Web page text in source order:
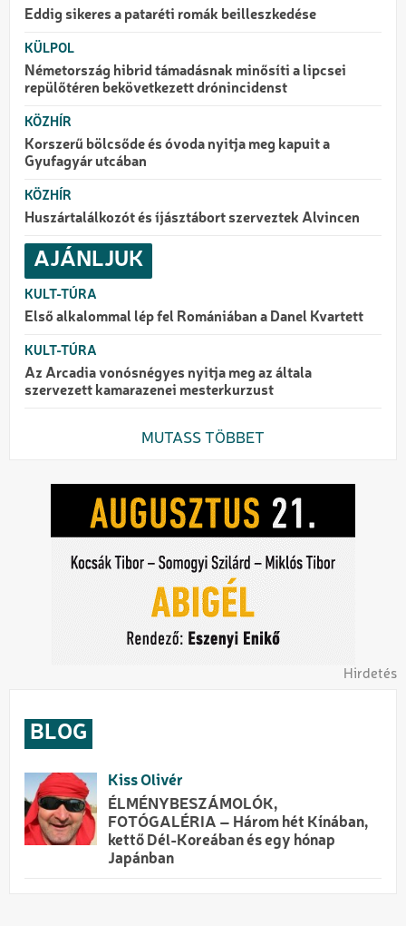
Eddig sikeres a pataréti romák beilleszkedése
KÜLPOL
Németország hibrid támadásnak minősíti a lipcsei
repülőtéren bekövetkezett drónincidenst
KÖZHÍR
Korszerű bölcsőde és óvoda nyitja meg kapuit a
Gyufagyár utcában
KÖZHÍR
Huszártalálkozót és íjásztábort szerveztek Alvincen
AJÁNLJUK
KULT-TÚRA
Első alkalommal lép fel Romániában a Danel Kvartett
KULT-TÚRA
Az Arcadia vonósnégyes nyitja meg az általa
szervezett kamarazenei mesterkurzust
MUTASS TÖBBET
Hirdetés
BLOG
Kiss Olivér
ÉLMÉNYBESZÁMOLÓK,
FOTÓGALÉRIA – Három hét Kínában,
kettő Dél-Koreában és egy hónap
Japánban